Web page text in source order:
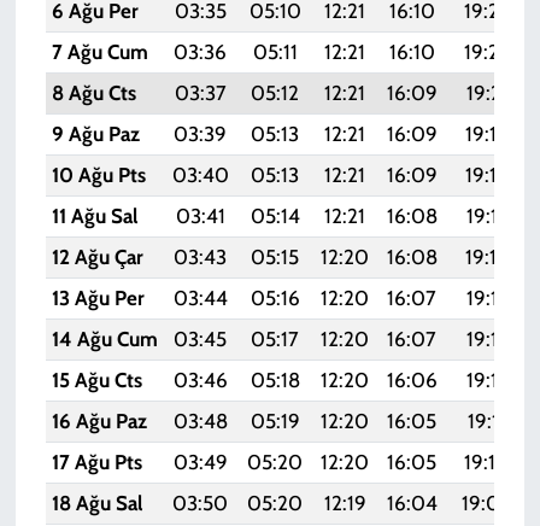
6 Ağu Per
03:35 05:10 12:21 16:10 19:23
7 Ağu Cum
03:36 05:11 12:21 16:10 19:22
8 Ağu Cts
03:37 05:12 12:21 16:09 19:21
9 Ağu Paz
03:39 05:13 12:21 16:09 19:19
10 Ağu Pts
03:40 05:13 12:21 16:09 19:18
11 Ağu Sal
03:41 05:14 12:21 16:08 19:17
12 Ağu Çar
03:43 05:15 12:20 16:08 19:16
13 Ağu Per
03:44 05:16 12:20 16:07 19:15
14 Ağu Cum
03:45 05:17 12:20 16:07 19:13
15 Ağu Cts
03:46 05:18 12:20 16:06 19:12
16 Ağu Paz
03:48 05:19 12:20 16:05 19:11
17 Ağu Pts
03:49 05:20 12:20 16:05 19:10
18 Ağu Sal
03:50 05:20 12:19 16:04 19:08